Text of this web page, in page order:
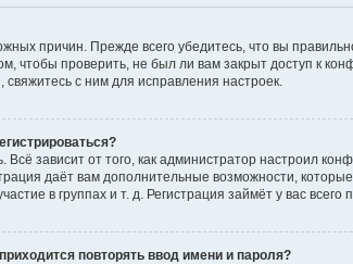
причин. Прежде всего убедитесь, что вы
чтобы проверить, не был ли вам закрыт доступ к
с ним для исправления настроек.
Всё зависит от того, как администратор настроил
даёт вам дополнительные возможности,
в группах и т. д. Регистрация займёт у вас
повторять ввод имени и пароля?